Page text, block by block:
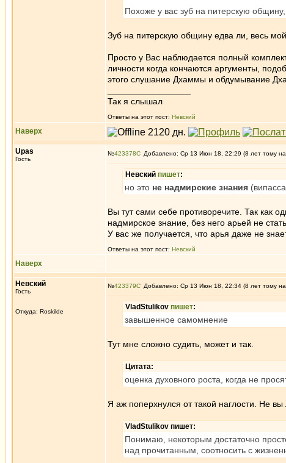
Похоже у вас зуб на питерскую
Зуб на питерскую общину едва ли, весь
Просто у Вас наблюдается полный
личности когда кончаются аргументы,
этого слушание Дхаммы и обдумывание
Так я слышал
Ответы на этот пост: Невский
Наверх
Upas
Гость
№423378 Добавлено: Ср 13 Июн 18, 22:29 (8 лет тому
Невский пишет:
но это не надмирские знания
Вы тут сами себе противоречите. Так как
надмирское знание, без него арьей не
У вас же получается, что арья даже не
Ответы на этот пост: Невский
Наверх
Невский
Гость
Откуда: Roskilde
№423379 Добавлено: Ср 13 Июн 18, 22:34 (8 лет тому
VladStulikov пишет:
завышенное самомнение
Тут мне сложно судить, может и так.
Цитата:
оценка духовного роста, когда не
Я аж поперхнулся от такой наглости. Не
VladStulikov пишет:
Понимаю, некоторым достаточно
над прочитанным, соотносить с